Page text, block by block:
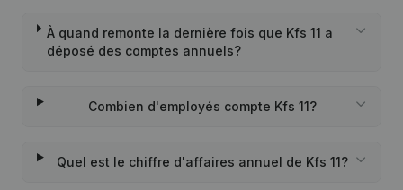
À quand remonte la dernière fois que Kfs 11 a
déposé des comptes annuels?
Combien d'employés compte Kfs 11?
Quel est le chiffre d'affaires annuel de Kfs 11?